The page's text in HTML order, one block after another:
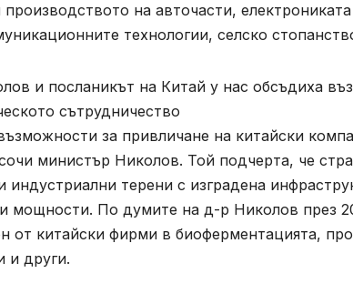
на авточасти,
технологии, селско
за привличане на китайски
министър Николов. Той подчерта, че
индустриални терени с изградена
мощности. По думите на д-р Николов през
от китайски фирми в биоферментацията,
и други.